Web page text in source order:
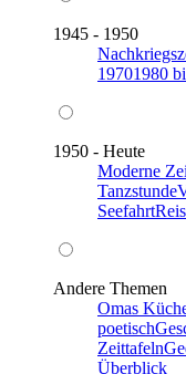
1945 - 1950
19701980
1950 - Heute
Moderne
Tanzstunde
Seefahrt
Andere Themen
Omas
poetisch
Zeittafeln
Überblick